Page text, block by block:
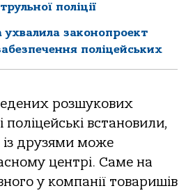
поліції
законопроект
поліцейських
розшукових
поліцейські встановили,
друзями може
центрі. Саме на
у компанії товаришів